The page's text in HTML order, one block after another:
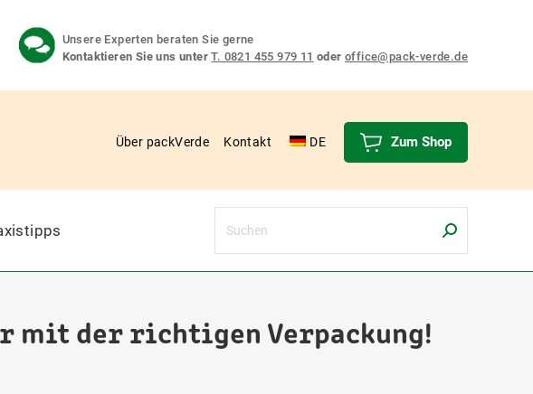
Unsere Experten beraten Sie gerne
Kontaktieren Sie uns unterT. 0821 455 979 11 oderoffice@pack-verde.de
Über packVerde Kontakt DE Zum Shop
mit der richtigen Verpackung!